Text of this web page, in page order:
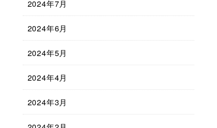
2024年7月
2024年6月
2024年5月
2024年4月
2024年3月